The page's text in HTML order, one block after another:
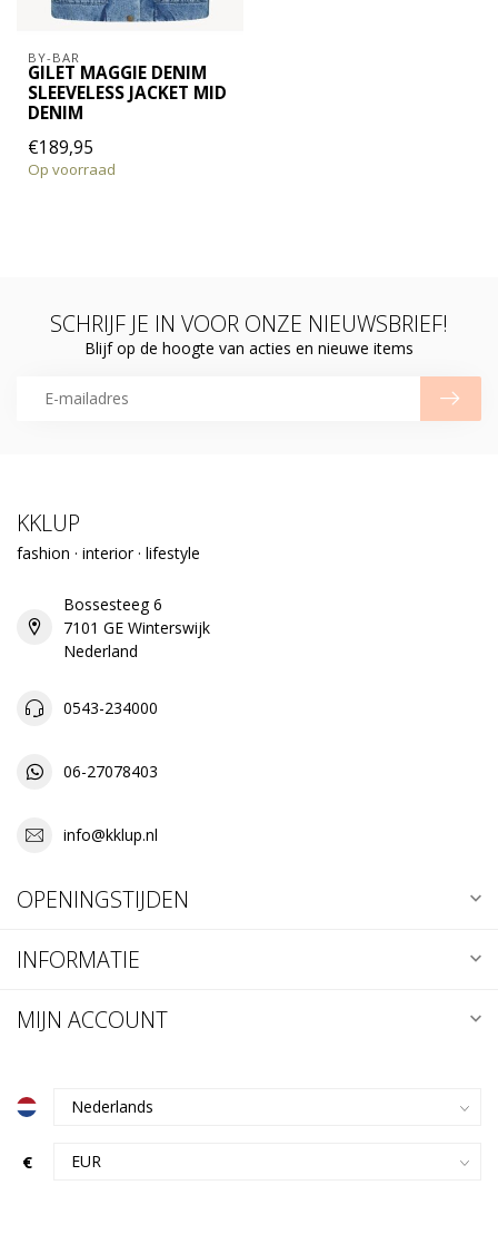
BY-BAR
GILET MAGGIE DENIM
SLEEVELESS JACKET MID
DENIM
€189,95
Op voorraad
SCHRIJF JE IN VOOR ONZE NIEUWSBRIEF!
Blijf op de hoogte van acties en nieuwe items
KKLUP
fashion · interior · lifestyle
Bossesteeg 6
7101 GE Winterswijk
Nederland
0543-234000
06-27078403
info@kklup.nl
OPENINGSTIJDEN
INFORMATIE
MIJN ACCOUNT
€